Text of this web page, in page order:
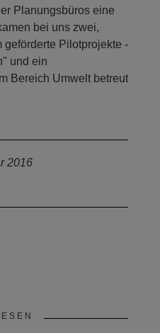
Planungsbüros eine
bei uns zwei,
Pilotprojekte -
und ein
Bereich Umwelt betreut
2016